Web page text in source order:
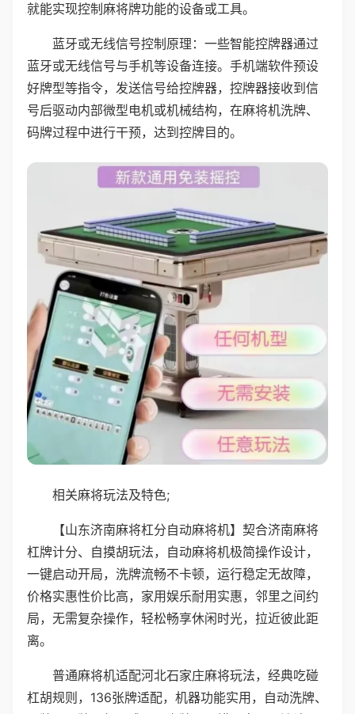
就能实现控制麻将牌功能的设备或工具。
蓝牙或无线信号控制原理：一些智能控牌器通过
蓝牙或无线信号与手机等设备连接。手机端软件预设
好牌型等指令，发送信号给控牌器，控牌器接收到信
号后驱动内部微型电机或机械结构，在麻将机洗牌、
码牌过程中进行干预，达到控牌目的。
相关麻将玩法及特色;
【山东济南麻将杠分自动麻将机】契合济南麻将
杠牌计分、自摸胡玩法，自动麻将机极简操作设计，
一键启动开局，洗牌流畅不卡顿，运行稳定无故障，
价格实惠性价比高，家用娱乐耐用实惠，邻里之间约
局，无需复杂操作，轻松畅享休闲时光，拉近彼此距
离。
普通麻将机适配河北石家庄麻将玩法，经典吃碰
杠胡规则，136张牌适配，机器功能实用，自动洗牌、